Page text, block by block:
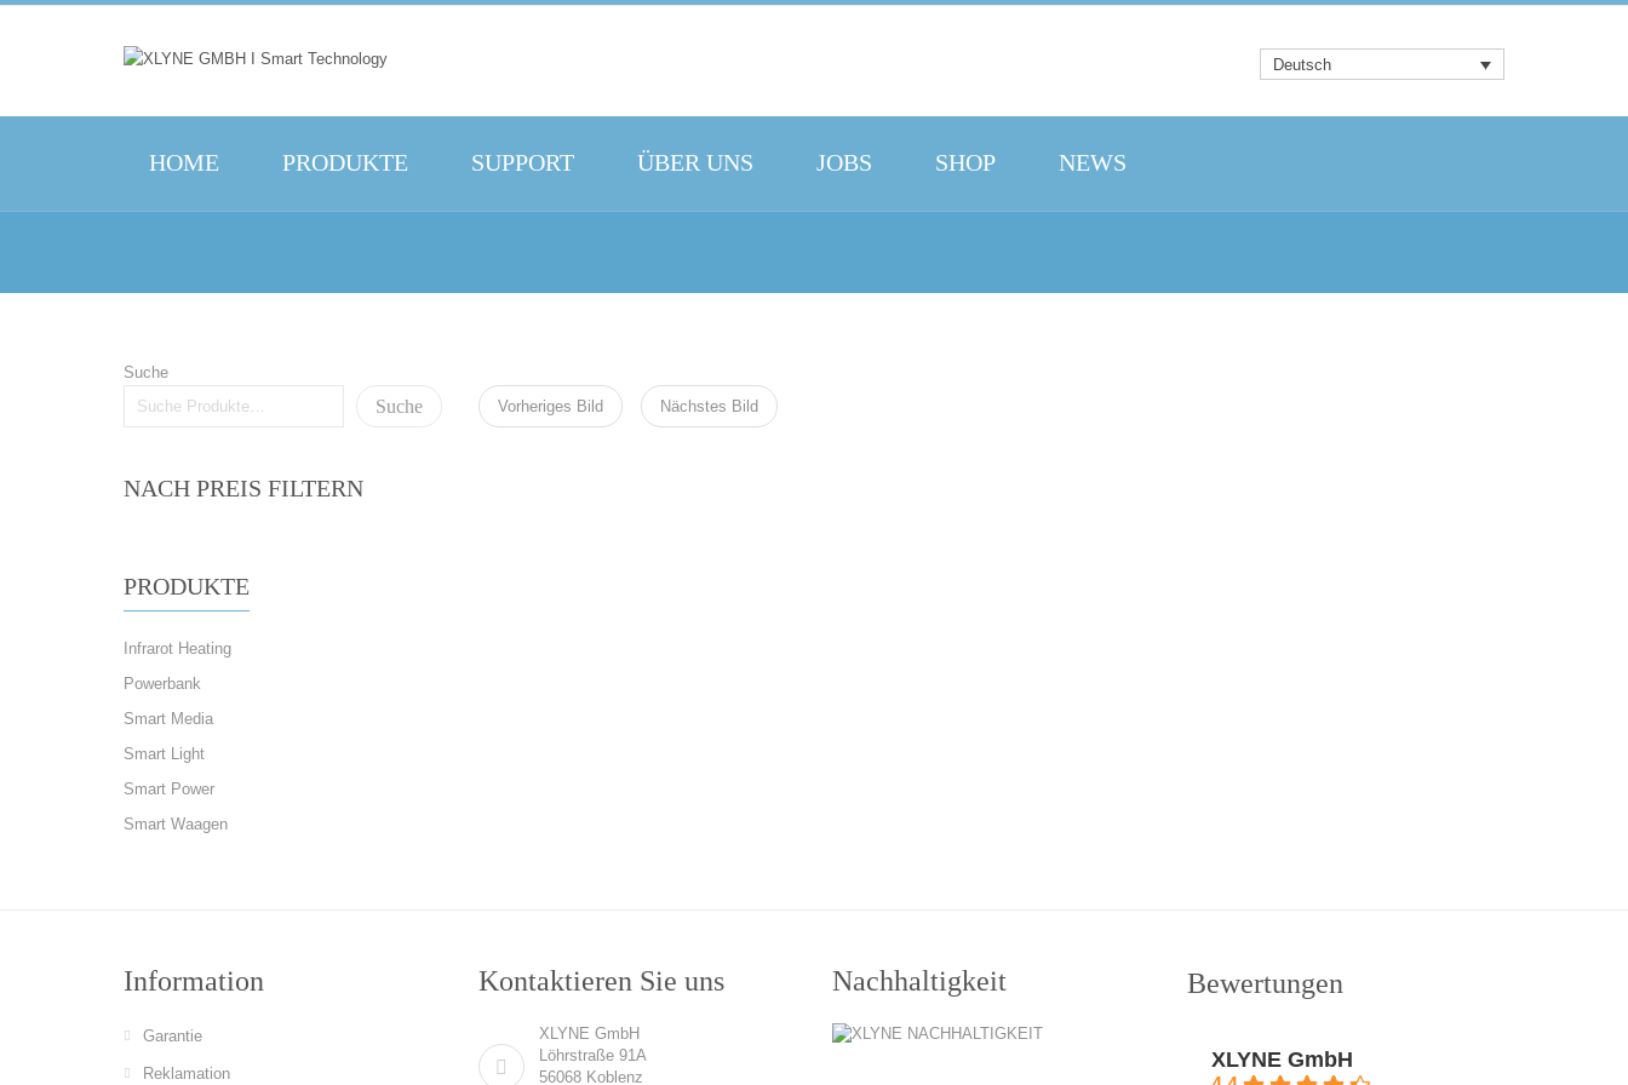
Deutsch
HOME PRODUKTE SUPPORT ÜBER UNS JOBS SHOP NEWS
Suche
Suche
NACH PREIS FILTERN
PRODUKTE
Infrarot Heating
Powerbank
Smart Media
Smart Light
Smart Power
Smart Waagen
Vorheriges Bild Nächstes Bild
Information
Garantie
Reklamation
Kontaktieren Sie uns
XLYNE GmbH
Löhrstraße 91A
56068 Koblenz
Nachhaltigkeit Bewertungen
XLYNE GmbH